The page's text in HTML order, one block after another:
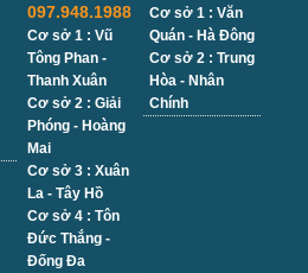
097.948.1988
Cơ sở 1 : Vũ
Tông Phan -
Thanh Xuân
Cơ sở 2 : Giải
Phóng - Hoàng
Mai
Cơ sở 3 : Xuân
La - Tây Hồ
Cơ sở 4 : Tôn
Đức Thắng -
Đống Đa
Cơ sở 1 : Văn
Quán - Hà Đông
Cơ sở 2 : Trung
Hòa - Nhân
Chính